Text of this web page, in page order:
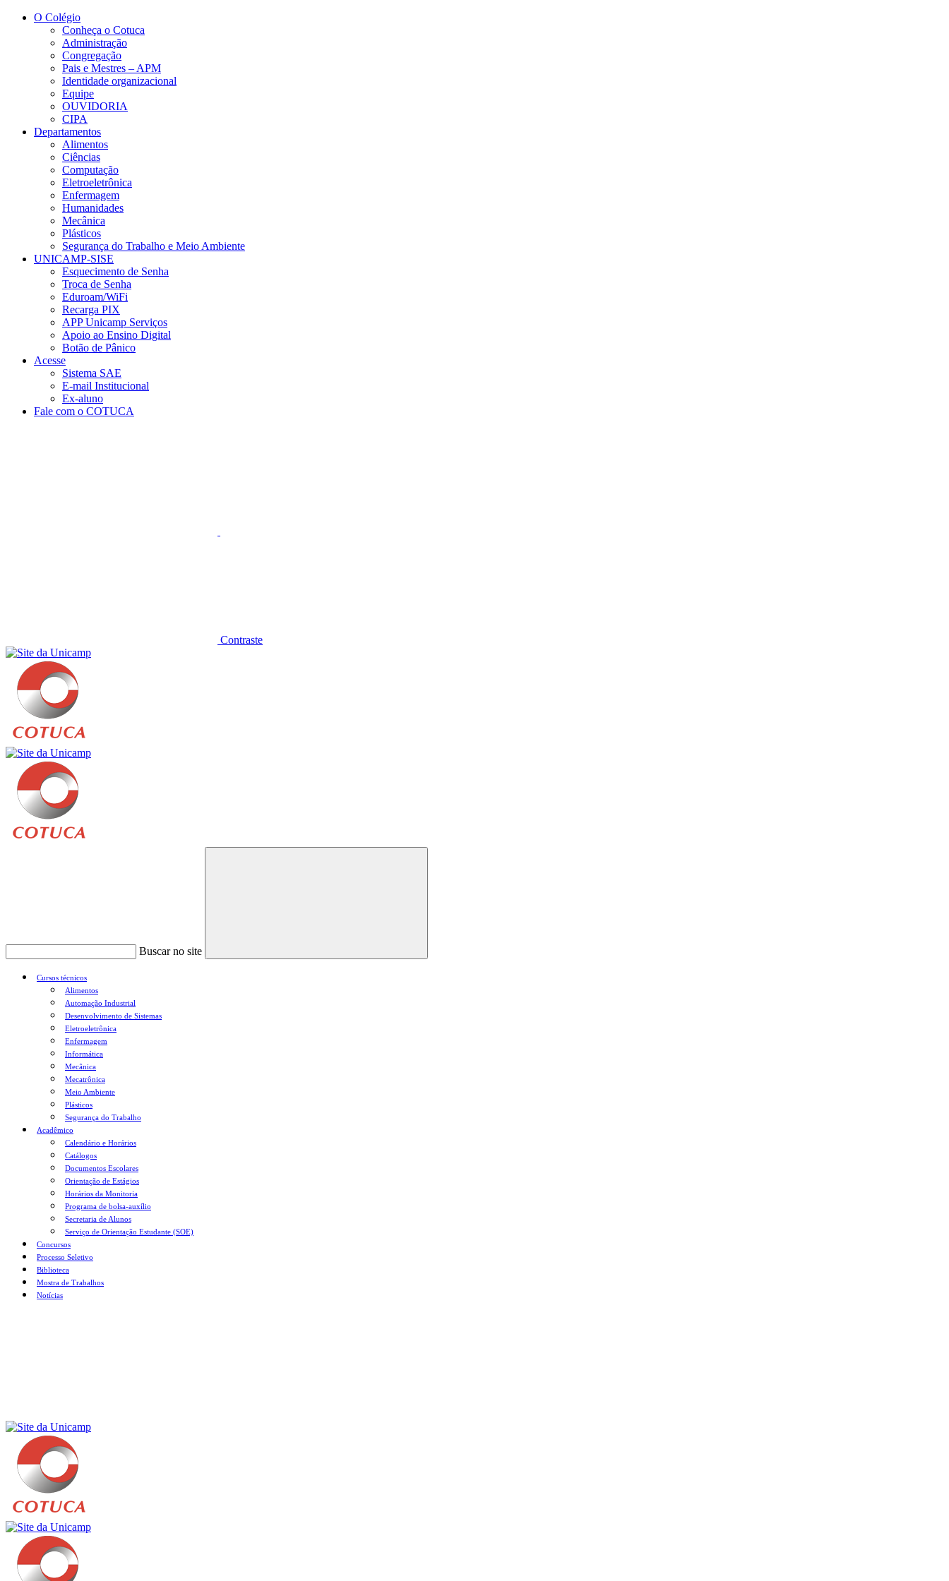
Conteúdo principal
O Colégio
Conheça o Cotuca
Administração
Congregação
Pais e Mestres – APM
Identidade organizacional
Equipe
OUVIDORIA
CIPA
Departamentos
Alimentos
Ciências
Computação
Eletroeletrônica
Enfermagem
Humanidades
Mecânica
Plásticos
Segurança do Trabalho e Meio Ambiente
UNICAMP-SISE
Esquecimento de Senha
Troca de Senha
Eduroam/WiFi
Recarga PIX
APP Unicamp Serviços
Apoio ao Ensino Digital
Botão de Pânico
Acesse
Sistema SAE
E-mail Institucional
Ex-aluno
Fale com o COTUCA
Contraste
Buscar no site
Buscar
Cursos técnicos
Alimentos
Automação Industrial
Desenvolvimento de Sistemas
Eletroeletrônica
Enfermagem
Informática
Mecânica
Mecatrônica
Meio Ambiente
Plásticos
Segurança do Trabalho
Acadêmico
Calendário e Horários
Catálogos
Documentos Escolares
Orientação de Estágios
Horários da Monitoria
Programa de bolsa-auxílio
Secretaria de Alunos
Serviço de Orientação Estudante (SOE)
Concursos
Processo Seletivo
Biblioteca
Mostra de Trabalhos
Notícias